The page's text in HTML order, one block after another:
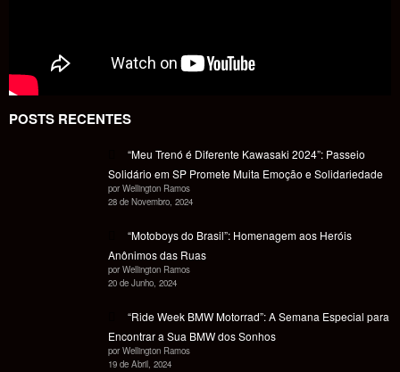
POSTS RECENTES
“Meu Trenó é Diferente Kawasaki 2024”: Passeio
Solidário em SP Promete Muita Emoção e Solidariedade
por Wellington Ramos
28 de Novembro, 2024
“Motoboys do Brasil”: Homenagem aos Heróis
Anônimos das Ruas
por Wellington Ramos
20 de Junho, 2024
“Ride Week BMW Motorrad”: A Semana Especial para
Encontrar a Sua BMW dos Sonhos
por Wellington Ramos
19 de Abril, 2024